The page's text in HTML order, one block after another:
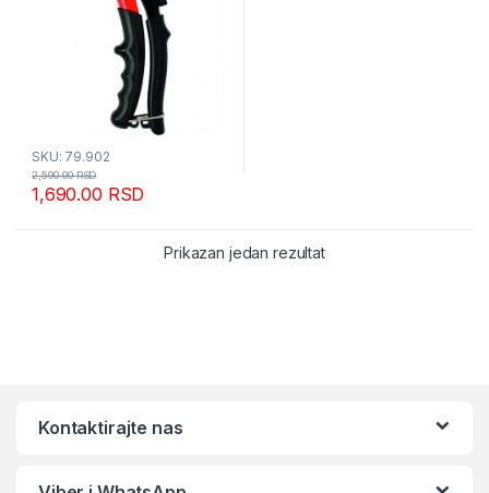
SKU: 79.902
1,690.00 RSD
2,590.00RSD
Prikazan jedan rezultat
Kontaktirajte nas